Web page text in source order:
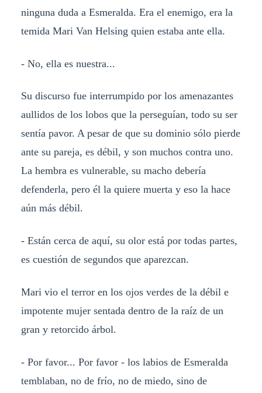
ninguna duda a Esmeralda. Era el enemigo, era la
temida Mari Van Helsing quien estaba ante ella.
- No, ella es nuestra...
Su discurso fue interrumpido por los amenazantes
aullidos de los lobos que la perseguían, todo su ser
sentía pavor. A pesar de que su dominio sólo pierde
ante su pareja, es débil, y son muchos contra uno.
La hembra es vulnerable, su macho debería
defenderla, pero él la quiere muerta y eso la hace
aún más débil.
- Están cerca de aquí, su olor está por todas partes,
es cuestión de segundos que aparezcan.
Mari vio el terror en los ojos verdes de la débil e
impotente mujer sentada dentro de la raíz de un
gran y retorcido árbol.
- Por favor... Por favor - los labios de Esmeralda
temblaban, no de frío, no de miedo, sino de